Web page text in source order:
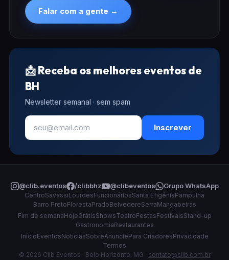
Falar com a gente →
📩 Receba os melhores eventos de
BH
Newsletter semanal · sem spam
Inscrever
@clib.eventos /clibbhz @clibeventos Grupo WhatsApp
CentroSavassiLourdesFuncionáriosSanta EfigêniaPampulha
Barro PretoFlorestaPradoBelvedereSerraMangabeiras
Fim de semanaHojeGrátisShowsTeatroFestasFestivaisStand-up
GastronomiaRestaurantes
InícioEventosNotíciasSobreAnunciePara CriadoresPrivacidade
Termos
© 2026 Clib Eventos · Belo Horizonte, MG · contato@clib.com.br